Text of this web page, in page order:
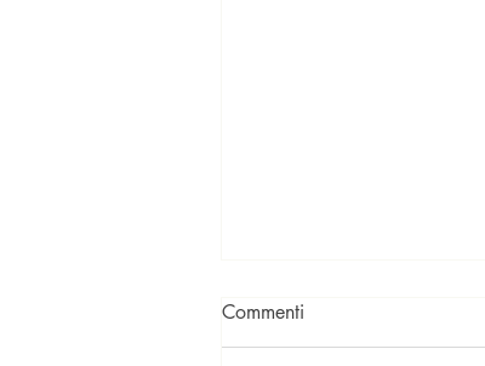
Commenti